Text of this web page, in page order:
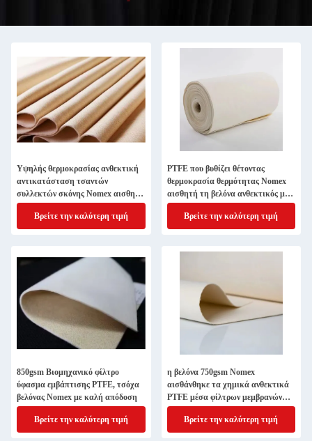
Υψηλής θερμοκρασίας ανθεκτική
αντικατάσταση τσαντών
συλλεκτών σκόνης Nomex αισθητή
βελόνα Aramid μη υφανθείσα
Βρείτε την καλύτερη τιμή
PTFE που βυθίζει θέτοντας
θερμοκρασία θερμότητας Nomex
αισθητή τη βελόνα ανθεκτικός μη
υφανθείς διατρήσεων βελόνων
αισθητός
Βρείτε την καλύτερη τιμή
850gsm Βιομηχανικό φίλτρο
ύφασμα εμβάπτισης PTFE, τσόχα
βελόνας Nomex με καλή απόδοση
Βρείτε την καλύτερη τιμή
η βελόνα 750gsm Nomex
αισθάνθηκε τα χημικά ανθεκτικά
PTFE μέσα φίλτρων μεμβρανών
υψηλής θερμοκρασίας
Βρείτε την καλύτερη τιμή